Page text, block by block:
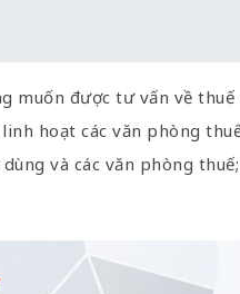
muốn được tư vấn về
hoạt các văn phòng
và các văn phòng